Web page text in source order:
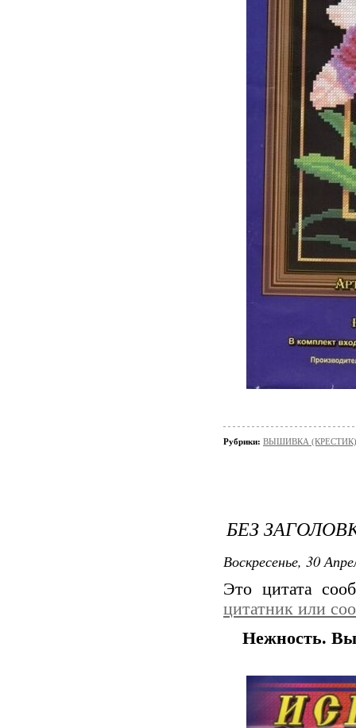
Рубрики: ВЫШИВКА
БЕЗ
Воскресенье, 30
Это цитата
цитатник или
Нежность.